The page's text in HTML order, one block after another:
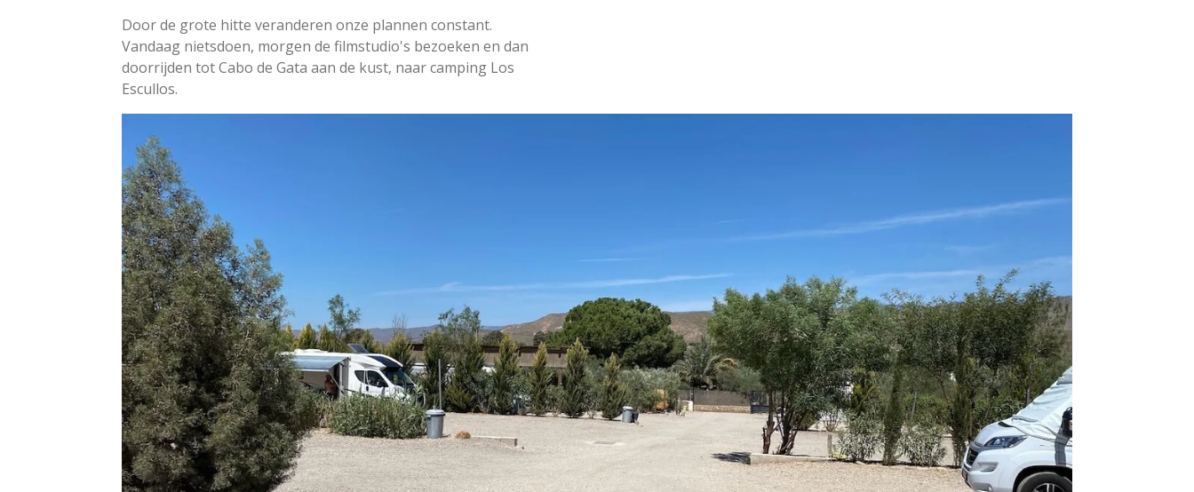
Door de grote hitte veranderen onze plannen constant.
Vandaag nietsdoen, morgen de filmstudio's bezoeken en dan
doorrijden tot Cabo de Gata aan de kust, naar camping Los
Escullos.